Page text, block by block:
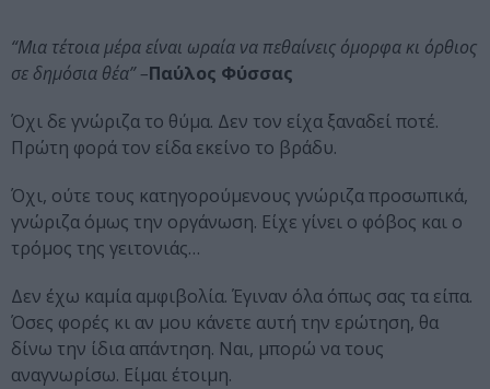
“Μια τέτοια μέρα είναι ωραία να πεθαίνεις όμορφα κι όρθιος
σε δημόσια θέα” –Παύλος Φύσσας
Όχι δε γνώριζα το θύμα. Δεν τον είχα ξαναδεί ποτέ.
Πρώτη φορά τον είδα εκείνο το βράδυ.
Όχι, ούτε τους κατηγορούμενους γνώριζα προσωπικά,
γνώριζα όμως την οργάνωση. Είχε γίνει ο φόβος και ο
τρόμος της γειτονιάς…
Δεν έχω καμία αμφιβολία. Έγιναν όλα όπως σας τα είπα.
Όσες φορές κι αν μου κάνετε αυτή την ερώτηση, θα
δίνω την ίδια απάντηση. Ναι, μπορώ να τους
αναγνωρίσω. Είμαι έτοιμη.